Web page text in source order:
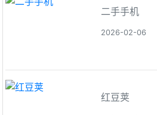
二手手机
2026-02-06
红豆荚